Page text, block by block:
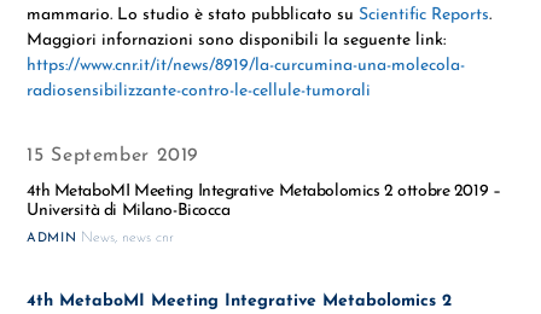
mammario. Lo studio è stato pubblicato su Scientific Reports.
Maggiori infornazioni sono disponibili la seguente link:
https://www.cnr.it/it/news/8919/la-curcumina-una-molecola-
radiosensibilizzante-contro-le-cellule-tumorali
15 September 2019
4th MetaboMI Meeting Integrative Metabolomics 2 ottobre 2019 –
Università di Milano-Bicocca
ADMIN News, news cnr
4th MetaboMI Meeting Integrative Metabolomics 2